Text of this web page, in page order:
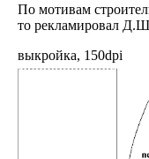
По мотивам
то рекламировал
выкройка, 150dpi